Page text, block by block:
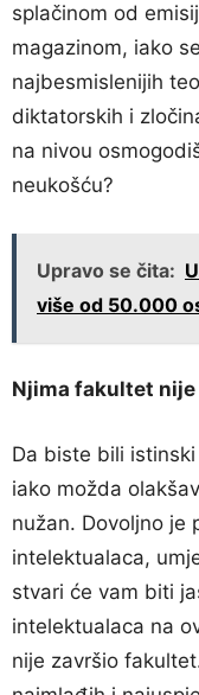
splačinom od
magazinom, iako
najbesmislenijih
diktatorskih i
na nivou
neukošću?
Upravo se čita:
više od 50.000
Njima fakultet
Da biste bili
iako možda
nužan. Dovoljno je
intelektualaca,
stvari će vam biti
intelektualaca na
nije završio